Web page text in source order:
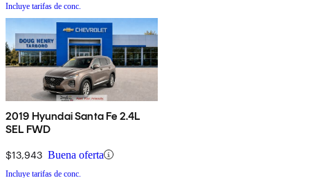
Incluye tarifas de conc.
2019 Hyundai Santa Fe 2.4L
SEL FWD
$13,943 Buena oferta
Incluye tarifas de conc.